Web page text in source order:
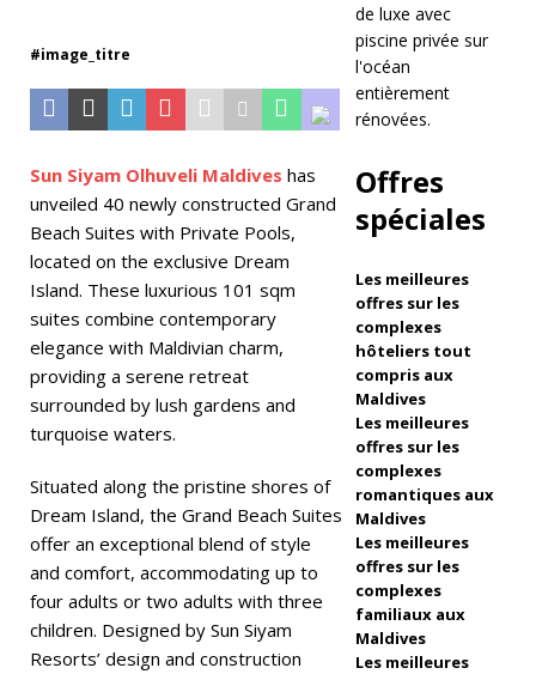
a
Fr
a
w
a
Ih
#image_titre
Sun Siyam Olhuveli Maldives has
unveiled 40 newly constructed Grand
Beach Suites with Private Pools,
located on the exclusive Dream
Island. These luxurious 101 sqm
suites combine contemporary
elegance with Maldivian charm,
providing a serene retreat
surrounded by lush gardens and
turquoise waters.
Situated along the pristine shores of
Dream Island, the Grand Beach Suites
offer an exceptional blend of style
and comfort, accommodating up to
four adults or two adults with three
children. Designed by Sun Siyam
Resorts’ design and construction
de luxe avec
piscine privée sur
l'océan
entièrement
rénovées.
Offres
spéciales
Les meilleures
offres sur les
complexes
hôteliers tout
compris aux
Maldives
Les meilleures
offres sur les
complexes
romantiques aux
Maldives
Les meilleures
offres sur les
complexes
familiaux aux
Maldives
Les meilleures